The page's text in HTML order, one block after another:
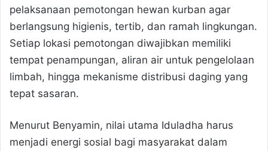
pelaksanaan pemotongan hewan kurban agar
berlangsung higienis, tertib, dan ramah lingkungan.
Setiap lokasi pemotongan diwajibkan memiliki
tempat penampungan, aliran air untuk pengelolaan
limbah, hingga mekanisme distribusi daging yang
tepat sasaran.
Menurut Benyamin, nilai utama Iduladha harus
menjadi energi sosial bagi masyarakat dalam